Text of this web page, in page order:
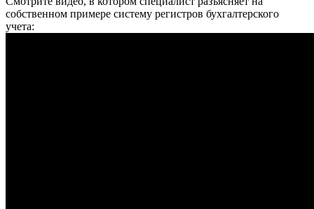
собственном примере систему регистров бухгалтерского
учета: